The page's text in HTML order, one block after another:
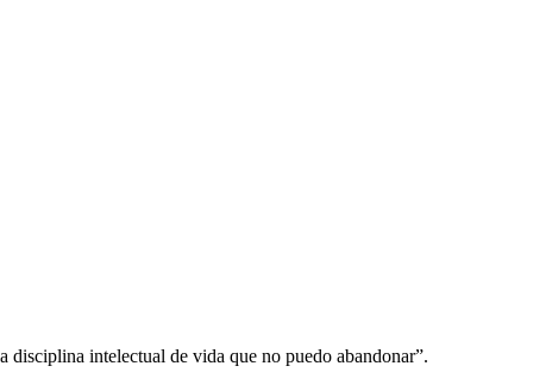
disciplina intelectual de vida que no puedo abandonar”.